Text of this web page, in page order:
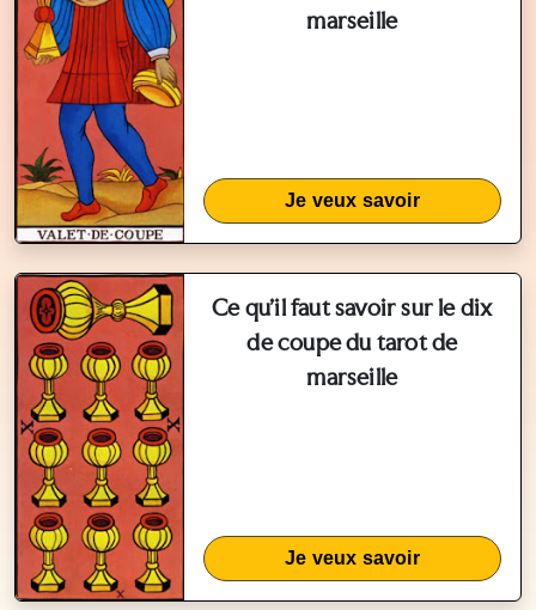
marseille
Je veux savoir
Ce qu'il faut savoir sur le dix
de coupe du tarot de
marseille
Je veux savoir